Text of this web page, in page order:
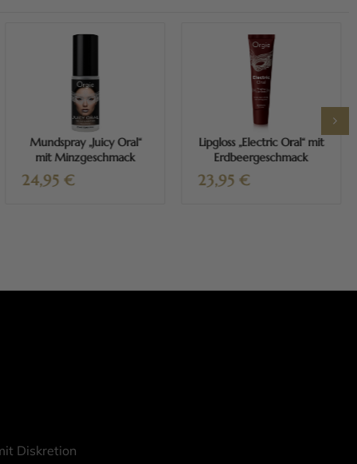
Mundspray „Juicy Oral“
mit Minzgeschmack
24,95€
Lipgloss „Electric Oral“ mit
Erdbeergeschmack
23,95€
Mehr erfahren
Diskretion